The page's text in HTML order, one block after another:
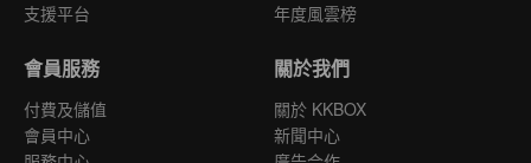
支援平台
年度風雲榜
會員服務
付費及儲值
會員中心
關於我們
關於 KKBOX
新聞中心